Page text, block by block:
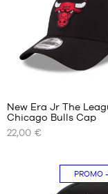
UNSERE
VERFÜGBAREN
New Era Jr The
Chicago Bulls Cap
22,00 €
PROMO-